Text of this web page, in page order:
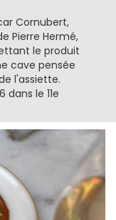
Cornubert,
Pierre Hermé,
le produit
cave pensée
l'assiette.
le 11e